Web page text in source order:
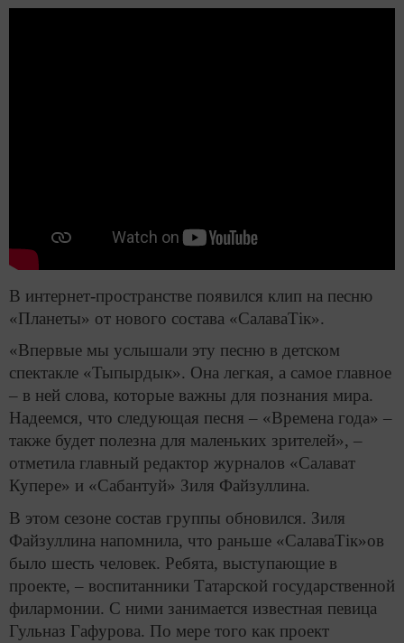
В интернет-пространстве появился клип на песню
«Планеты» от нового состава «СалаваТік».
«Впервые мы услышали эту песню в детском
спектакле «Тыпырдык». Она легкая, а самое главное
– в ней слова, которые важны для познания мира.
Надеемся, что следующая песня – «Времена года» –
также будет полезна для маленьких зрителей», –
отметила главный редактор журналов «Салават
Купере» и «Сабантуй» Зиля Файзуллина.
В этом сезоне состав группы обновился. Зиля
Файзуллина напомнила, что раньше «СалаваТік»ов
было шесть человек. Ребята, выступающие в
проекте, – воспитанники Татарской государственной
филармонии. С ними занимается известная певица
Гульназ Гафурова. По мере того как проект